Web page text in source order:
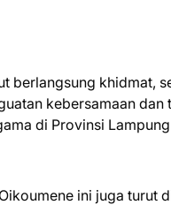
berlangsung khidmat,
kebersamaan dan
di Provinsi
ini juga turut